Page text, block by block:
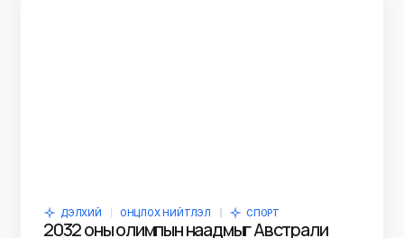
ДЭЛХИЙ ОНЦЛОХ НИЙТЛЭЛ СПОРТ
2032 оны олимпын наадмыг Австрали